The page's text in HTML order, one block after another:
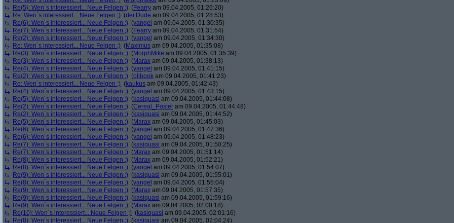
Re(5): Wen´s interessiert... Neue Felgen ;) (Fearry am 09.04.2005, 01:26:20)
Re: Wen´s interessiert... Neue Felgen ;) (der.Dude am 09.04.2005, 01:28:53)
Re(6): Wen´s interessiert... Neue Felgen ;) (yangel am 09.04.2005, 01:30:35)
Re(7): Wen´s interessiert... Neue Felgen ;) (Fearry am 09.04.2005, 01:31:54)
Re(2): Wen´s interessiert... Neue Felgen ;) (yangel am 09.04.2005, 01:34:30)
Re: Wen´s interessiert... Neue Felgen ;) (Maximus am 09.04.2005, 01:35:08)
Re(3): Wen´s interessiert... Neue Felgen ;) (MorphMike am 09.04.2005, 01:35:39)
Re(3): Wen´s interessiert... Neue Felgen ;) (Marax am 09.04.2005, 01:38:13)
Re(4): Wen´s interessiert... Neue Felgen ;) (yangel am 09.04.2005, 01:41:15)
Re(2): Wen´s interessiert... Neue Felgen ;) (olibook am 09.04.2005, 01:41:23)
Re: Wen´s interessiert... Neue Felgen ;) (kaukus am 09.04.2005, 01:42:43)
Re(4): Wen´s interessiert... Neue Felgen ;) (yangel am 09.04.2005, 01:43:15)
Re(5): Wen´s interessiert... Neue Felgen ;) (kasiquasi am 09.04.2005, 01:44:08)
Re(2): Wen´s interessiert... Neue Felgen ;) (Cereal_Poster am 09.04.2005, 01:44:48)
Re(2): Wen´s interessiert... Neue Felgen ;) (kasiquasi am 09.04.2005, 01:44:52)
Re(5): Wen´s interessiert... Neue Felgen ;) (Marax am 09.04.2005, 01:45:03)
Re(6): Wen´s interessiert... Neue Felgen ;) (yangel am 09.04.2005, 01:47:36)
Re(6): Wen´s interessiert... Neue Felgen ;) (yangel am 09.04.2005, 01:48:23)
Re(7): Wen´s interessiert... Neue Felgen ;) (kasiquasi am 09.04.2005, 01:50:25)
Re(7): Wen´s interessiert... Neue Felgen ;) (Marax am 09.04.2005, 01:51:14)
Re(8): Wen´s interessiert... Neue Felgen ;) (Marax am 09.04.2005, 01:52:21)
Re(8): Wen´s interessiert... Neue Felgen ;) (yangel am 09.04.2005, 01:54:07)
Re(9): Wen´s interessiert... Neue Felgen ;) (kasiquasi am 09.04.2005, 01:55:01)
Re(8): Wen´s interessiert... Neue Felgen ;) (yangel am 09.04.2005, 01:55:04)
Re(9): Wen´s interessiert... Neue Felgen ;) (Marax am 09.04.2005, 01:57:35)
Re(9): Wen´s interessiert... Neue Felgen ;) (kasiquasi am 09.04.2005, 01:59:16)
Re(9): Wen´s interessiert... Neue Felgen ;) (Marax am 09.04.2005, 02:00:18)
Re(10): Wen´s interessiert... Neue Felgen ;) (kasiquasi am 09.04.2005, 02:01:16)
Re(8): Wen´s interessiert... Neue Felgen ;) (kasiquasi am 09.04.2005, 02:04:24)